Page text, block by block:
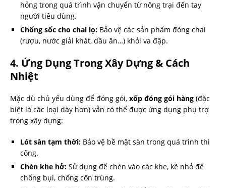
hỏng trong quá trình vận chuyển từ nông trại đến tay
người tiêu dùng.
Chống sốc cho chai lọ: Bảo vệ các sản phẩm đóng chai
(rượu, nước giải khát, dầu ăn…) khỏi va đập.
4. Ứng Dụng Trong Xây Dựng & Cách
Nhiệt
Mặc dù chủ yếu dùng để đóng gói, xốp đóng gói hàng (đặc
biệt là các loại dày hơn) vẫn có thể được ứng dụng phụ trợ
trong xây dựng:
Lót sàn tạm thời: Bảo vệ bề mặt sàn trong quá trình thi
công.
Chèn khe hở: Sử dụng để chèn vào các khe, kẽ nhỏ để
chống bụi, chống côn trùng.